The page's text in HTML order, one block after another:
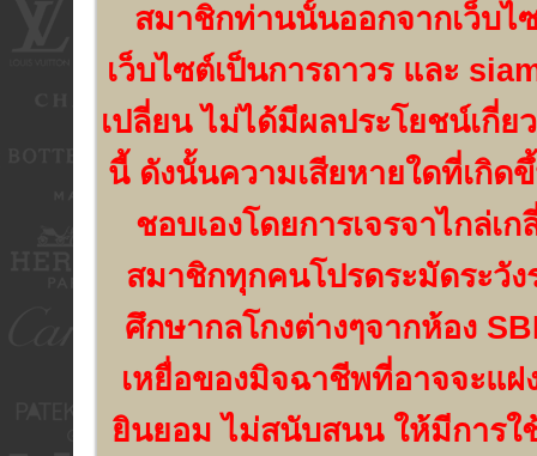
สมาชิกท่านนั้นออกจากเว็บ
เว็บไซต์เป็นการถาวร และ
เปลี่ยน ไม่ได้มีผลประโยชน์เกี่
นี้ ดังนั้นความเสียหายใดที่เกิด
ชอบเองโดยการเจรจาไกล่
สมาชิกทุกคนโปรดระมัดระวั
ศึกษากลโกงต่างๆจากห้อง
เหยื่อของมิจฉาชีพที่อาจจะแฝ
ยินยอม ไม่สนับสนน ให้มีการใ